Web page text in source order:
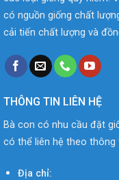
có nguồn giống chất
cải tiến chất lượng và
THÔNG TIN LIÊN HỆ
Bà con có nhu cầu đặt
có thể liên hệ theo thông
Địa chỉ: